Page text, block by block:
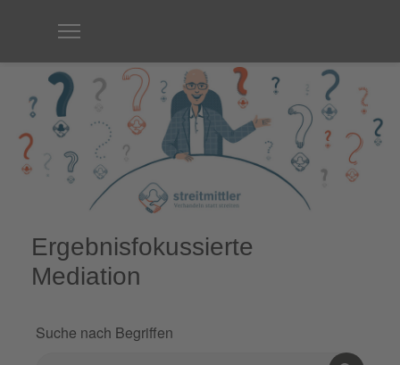
Ergebnisfokussierte
Mediation
Suche nach Begriffen